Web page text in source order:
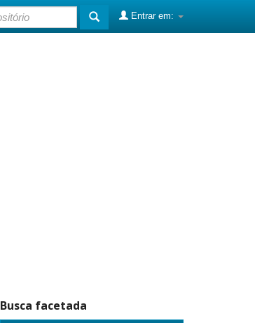
Entrar em:
Busca facetada